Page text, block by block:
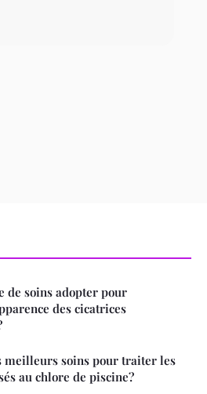
de soins adopter pour
des cicatrices
meilleurs soins pour traiter les
au chlore de piscine?